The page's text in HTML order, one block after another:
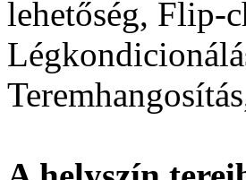
lehetőség, Flip-